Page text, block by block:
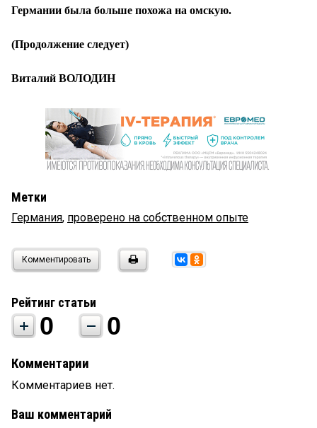
Германии была больше похожа на омскую.
(Продолжение следует)
Виталий ВОЛОДИН
Метки
Германия, проверено на собственном опыте
Комментировать
Рейтинг статьи
0 0
Комментарии
Комментариев нет.
Ваш комментарий